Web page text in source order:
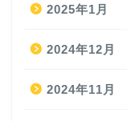
2025年1月
2024年12月
2024年11月